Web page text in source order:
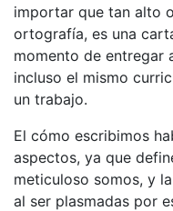
importar que tan alto
ortografía, es una
momento de entregar
incluso el mismo
un trabajo.
El cómo escribimos
aspectos, ya que
meticuloso somos, y
al ser plasmadas por